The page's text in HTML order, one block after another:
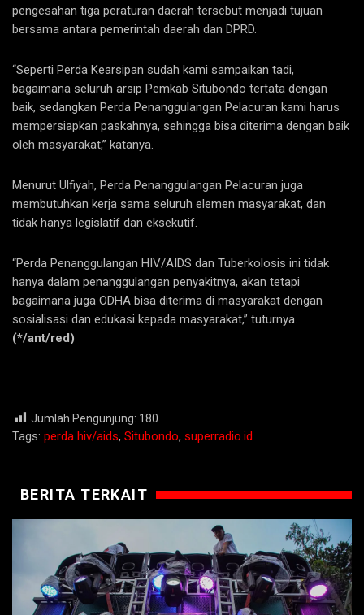
pengesahan tiga peraturan daerah tersebut menjadi tujuan
bersama antara pemerintah daerah dan DPRD.
“Seperti Perda Kearsipan sudah kami sampaikan tadi,
bagaimana seluruh arsip Pemkab Situbondo tertata dengan
baik, sedangkan Perda Penanggulangan Pelacuran kami harus
mempersiapkan paskahnya, sehingga bisa diterima dengan baik
oleh masyarakat,” katanya.
Menurut Ulfiyah, Perda Penanggulangan Pelacuran juga
membutuhkan kerja sama seluruh elemen masyarakat, dan
tidak hanya legislatif dan eksekutif.
“Perda Penanggulangan HIV/AIDS dan Tuberkolosis ini tidak
hanya dalam penanggulangan penyakitnya, akan tetapi
bagaimana juga ODHA bisa diterima di masyarakat dengan
sosialisasi dan edukasi kepada masyarakat,” tuturnya.
(*/ant/red)
Jumlah Pengunjung: 180
Tags: perda hiv/aids, Situbondo, superradio.id
BERITA TERKAIT